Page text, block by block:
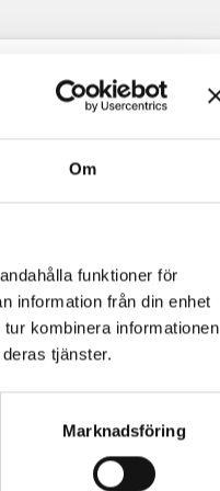
Om
funktioner för
information från din enhet
kombinera informationen
tjänster.
Marknadsföring